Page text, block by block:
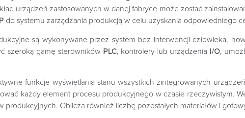
urządzeń zastosowanych w danej fabryce może zostać
do systemu zarządzania produkcją w celu uzyskania odpowiedniego
są wykonywane przez system bez interwencji człowieka,
szeroką gamę sterowników PLC, kontrolery lub urządzenia I/O,
funkcje wyświetlania stanu wszystkich zintegrowanych
każdy element procesu produkcyjnego w czasie rzeczywistym.
produkcyjnych. Oblicza również liczbę pozostałych materiałów i